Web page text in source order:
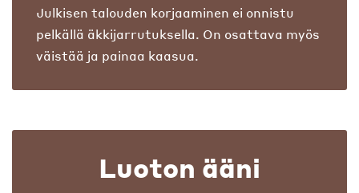
Julkisen talouden korjaaminen ei onnistu
pelkällä äkkijarrutuksella. On osattava myös
väistää ja painaa kaasua.
Luoton ääni